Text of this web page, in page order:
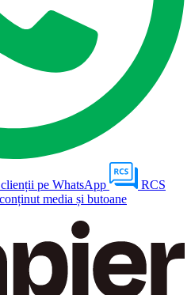
pe WhatsApp
RCS
media și butoane